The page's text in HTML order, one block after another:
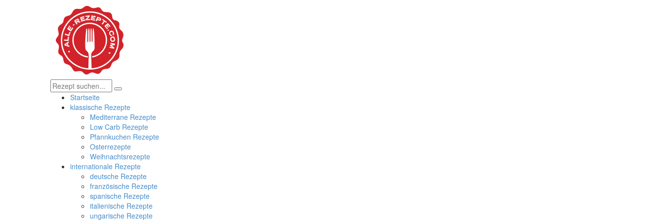
Startseite
klassische Rezepte
Mediterrane Rezepte
Low Carb Rezepte
Pfannkuchen Rezepte
Osterrezepte
Weihnachtsrezepte
internationale Rezepte
deutsche Rezepte
französische Rezepte
spanische Rezepte
italienische Rezepte
ungarische Rezepte